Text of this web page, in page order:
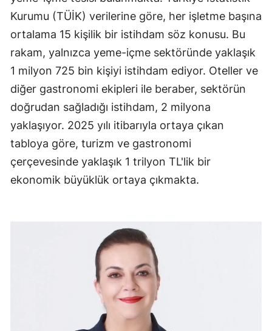
Kurumu (TÜİK) verilerine göre, her işletme başına
ortalama 15 kişilik bir istihdam söz konusu. Bu
rakam, yalnızca yeme-içme sektöründe yaklaşık
1 milyon 725 bin kişiyi istihdam ediyor. Oteller ve
diğer gastronomi ekipleri ile beraber, sektörün
doğrudan sağladığı istihdam, 2 milyona
yaklaşıyor. 2025 yılı itibarıyla ortaya çıkan
tabloya göre, turizm ve gastronomi
çerçevesinde yaklaşık 1 trilyon TL'lik bir
ekonomik büyüklük ortaya çıkmakta.